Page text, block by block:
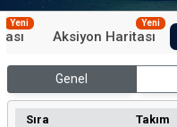
Yeni
Aksiyon Haritası
Yeni
Genel
Sıra Takım